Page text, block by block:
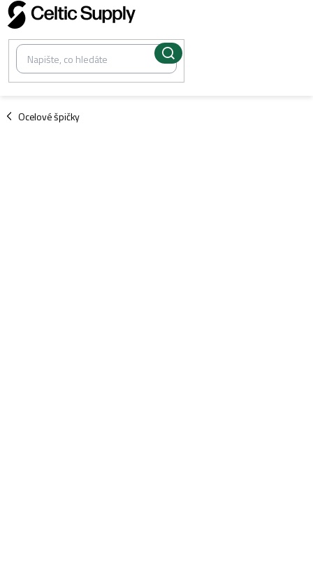
Přejít
na
obsah
Ocelové špičky
/